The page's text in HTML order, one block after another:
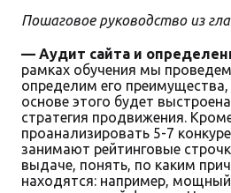
Пошаговое руководство из
— Аудит сайта и
рамках обучения мы
определим его
основе этого будет
стратегия продвижения.
проанализировать 5-7
занимают рейтинговые
выдаче, понять, по каким
находятся: например,